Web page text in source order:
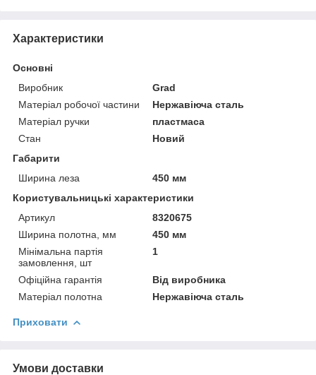
Характеристики
Основні
Виробник
Grad
Матеріал робочої частини
Нержавіюча сталь
Матеріал ручки
пластмаса
Стан
Новий
Габарити
Ширина леза
450 мм
Користувальницькі характеристики
Артикул
8320675
Ширина полотна, мм
450 мм
Мінімальна партія
замовлення, шт
1
Офіційна гарантія
Від виробника
Матеріал полотна
Нержавіюча сталь
Приховати
Умови доставки